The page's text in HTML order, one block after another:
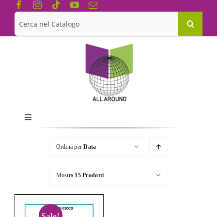
Salta
contenuto
Cerca
per:
Toggle
Navigation
Chi siamo
Le Collane
Catalogo
Ordina perData
Mostra 15 Prodotti